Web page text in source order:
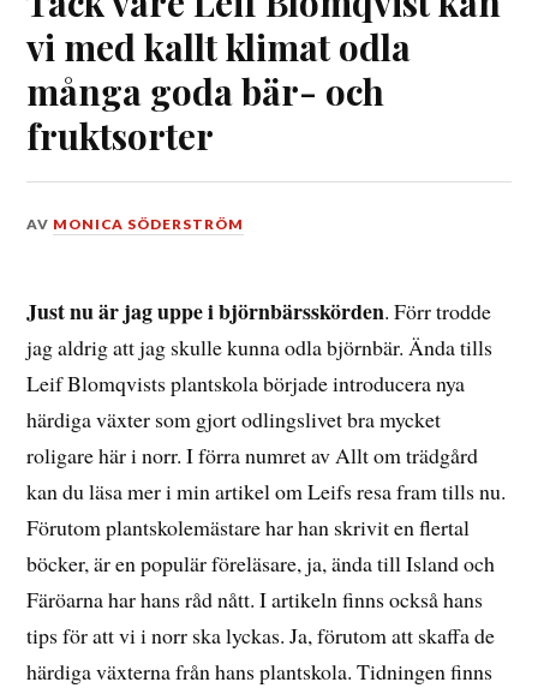
vi med kallt klimat odla
många goda bär- och
fruktsorter
DEN
2019
AV MONICA SÖDERSTRÖM
Just nu är jag uppe i björnbärsskörden. Förr trodde
jag aldrig att jag skulle kunna odla björnbär. Ända tills
Leif Blomqvists plantskola började introducera nya
härdiga växter som gjort odlingslivet bra mycket
roligare här i norr. I förra numret av Allt om trädgård
kan du läsa mer i min artikel om Leifs resa fram tills nu.
Förutom plantskolemästare har han skrivit en flertal
böcker, är en populär föreläsare, ja, ända till Island och
Färöarna har hans råd nått. I artikeln finns också hans
tips för att vi i norr ska lyckas. Ja, förutom att skaffa de
härdiga växterna från hans plantskola. Tidningen finns